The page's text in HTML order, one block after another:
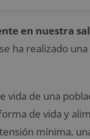
en nuestra
ha realizado
vida de una
de vida y
mínima,